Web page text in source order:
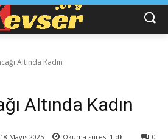
Altında Kadın
Altında Kadın
18 Mayıs 2025 Okuma süresi 1 dk. 0